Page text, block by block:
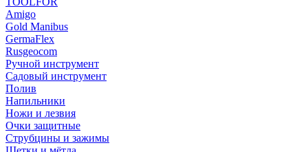
Amigo
Gold Manibus
GermaFlex
Rusgeocom
Ручной инструмент
Садовый инструмент
Полив
Напильники
Ножи и лезвия
Очки защитные
Струбцины и зажимы